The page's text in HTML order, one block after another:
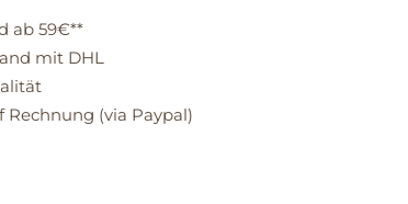
ab 59€**
mit DHL
(via Paypal)